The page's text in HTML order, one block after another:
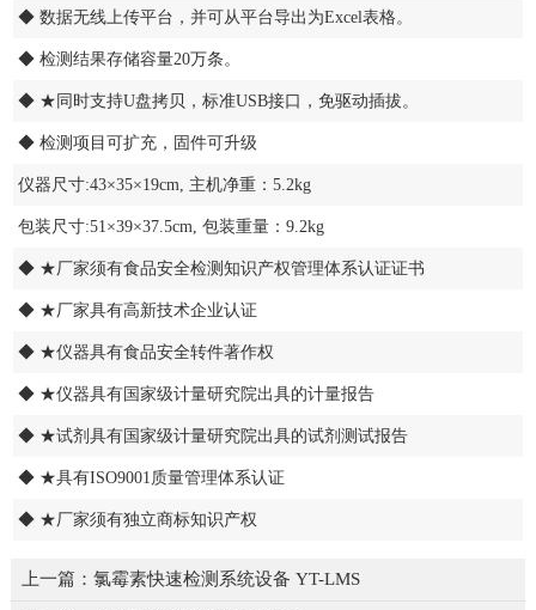
◆ 数据无线上传平台，并可从平台导出为Excel表格。
◆ 检测结果存储容量20万条。
◆ ★同时支持U盘拷贝，标准USB接口，免驱动插拔。
◆ 检测项目可扩充，固件可升级
仪器尺寸:43×35×19cm, 主机净重：5.2kg
包装尺寸:51×39×37.5cm, 包装重量：9.2kg
◆ ★厂家须有食品安全检测知识产权管理体系认证证书
◆ ★厂家具有高新技术企业认证
◆ ★仪器具有食品安全转件著作权
◆ ★仪器具有国家级计量研究院出具的计量报告
◆ ★试剂具有国家级计量研究院出具的试剂测试报告
◆ ★具有ISO9001质量管理体系认证
◆ ★厂家须有独立商标知识产权
上一篇： 氯霉素快速检测系统设备 YT-LMS